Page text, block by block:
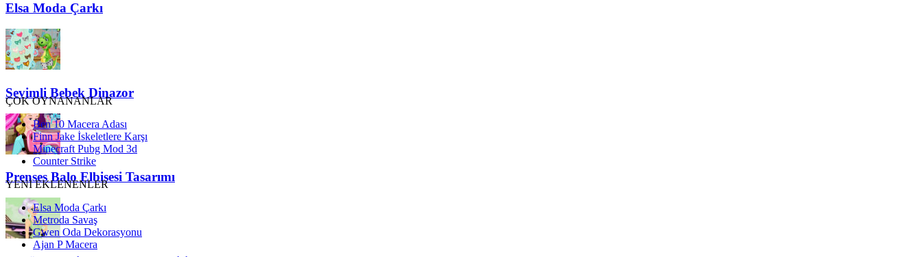
Elsa Moda Çarkı
Sevimli Bebek Dinazor
Prenses Balo Elbisesi Tasarımı
ÇOK OYNANANLAR
Ben 10 Macera Adası
Finn Jake İskeletlere Karşı
Minecraft Pubg Mod 3d
Counter Strike
YENİ EKLENENLER
Elsa Moda Çarkı
Metroda Savaş
Gwen Oda Dekorasyonu
Ajan P Macera